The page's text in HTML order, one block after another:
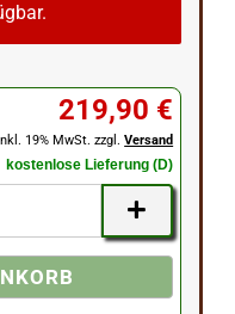
219,90 €
19% MwSt. zzgl.Versand
kostenlose Lieferung (D)